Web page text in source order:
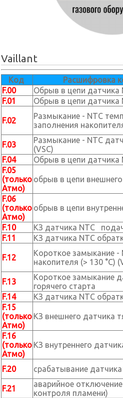
Vaillant
Код
Расшифровка
F.00
Обрыв в цепи
F.01
Обрыв в цепи датчика
F.02
Размыкание - NTC
заполнения
F.03
Размыкание - NTC
(VSC)
F.04
Обрыв в цепи датчика
F.05
(только
Атмо)
обрыв в цепи
F.06
(только
Атмо)
обрыв в цепи
F.10 КЗ датчика NTC
F.11
КЗ датчика NTC
F.12
Короткое замыкание -
накопителя (> 130 °C)
F.13
Короткое замыкание
горячего старта
F.14
КЗ датчика NTC
F.15
(только
Атмо)
КЗ внешнего датчика
F.16
(только
Атмо)
КЗ внутреннего
F.20 срабатывание датчика
F.21
аварийное
контроля пламени)